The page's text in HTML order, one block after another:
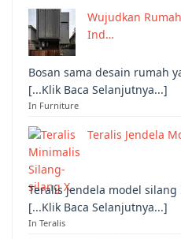
Wujudkan
Ind…
Bosan sama desain rumah
[...Klik Baca Selanjutnya...]
In Furniture
Teralis Jendela
Teralis jendela model
[...Klik Baca Selanjutnya...]
In Teralis